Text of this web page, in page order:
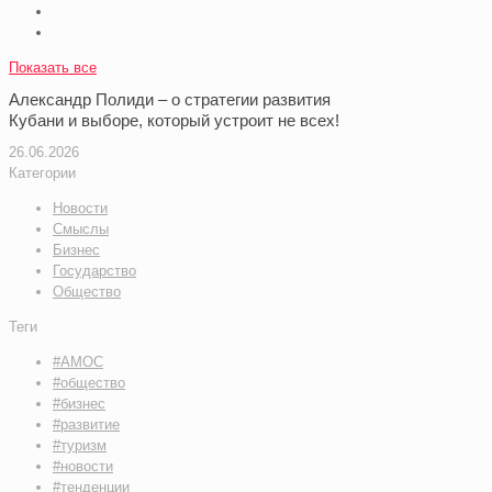
Показать все
Александр Полиди – о стратегии развития
Кубани и выборе, который устроит не всех!
26.06.2026
Категории
Новости
Смыслы
Бизнес
Государство
Общество
Теги
#АМОС
#общество
#бизнес
#развитие
#туризм
#новости
#тенденции